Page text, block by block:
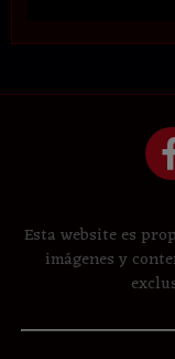
Esta website es
imágenes y